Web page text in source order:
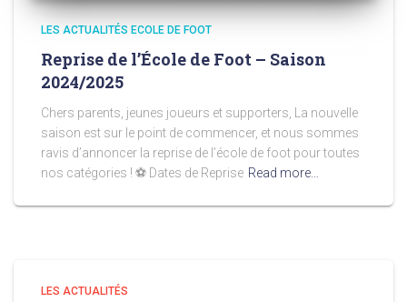
LES ACTUALITÉS ECOLE DE FOOT
Reprise de l’École de Foot – Saison
2024/2025
Chers parents, jeunes joueurs et supporters, La nouvelle
saison est sur le point de commencer, et nous sommes
ravis d’annoncer la reprise de l’école de foot pour toutes
nos catégories ! ⚽️ Dates de Reprise Read more…
LES ACTUALITÉS